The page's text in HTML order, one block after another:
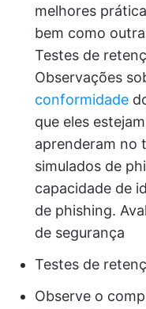
melhores
bem como
Testes de
Observações
conformidade
que eles
aprenderam no
simulados de
capacidade de
de phishing.
de segurança
Testes de
Observe o